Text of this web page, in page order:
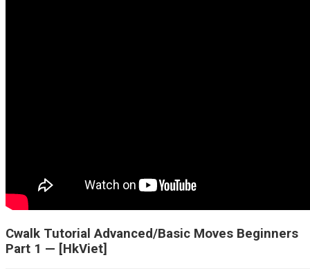
Cwalk Tutorial Advanced/Basic Moves Beginners
Part 1 — [HkViet]